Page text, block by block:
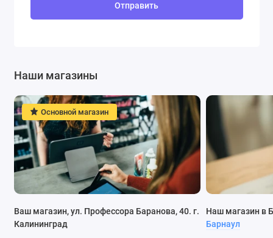
Отправить
Наши магазины
Основной магазин
Ваш магазин, ул. Профессора Баранова, 40. г.
Калининград
Наш магазин в
Барнаул